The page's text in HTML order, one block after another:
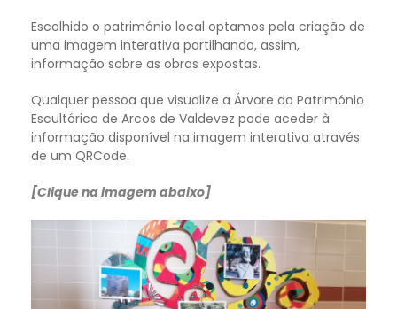
Escolhido o património local optamos pela criação de
uma imagem interativa partilhando, assim,
informação sobre as obras expostas.
Qualquer pessoa que visualize a Árvore do Património
Escultórico de Arcos de Valdevez pode aceder à
informação disponível na imagem interativa através
de um QRCode.
[Clique na imagem abaixo]